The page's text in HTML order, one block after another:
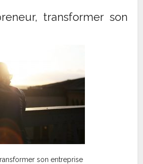
transformer son
son entreprise